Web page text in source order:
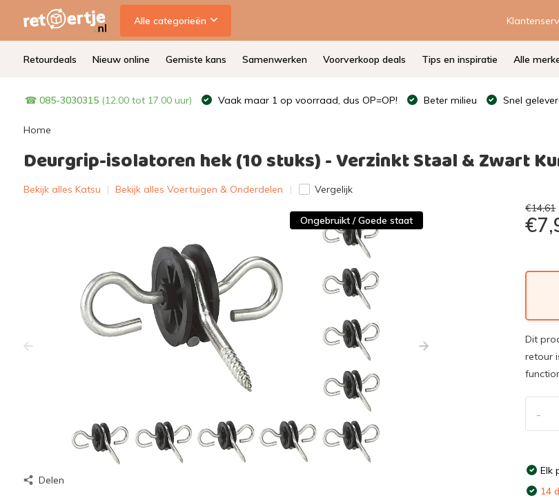
Alle categorieën
Retourdeals Nieuw online Gemiste kans Samenwerken Voorverkoop deals Tips en inspiratie Alle
☎ 085-3030315 (12.00 tot 17.00 uur) Vaak maar 1 op voorraad, dus OP=OP! Beter milieu Snel
Home
Deurgrip-isolatoren hek (10 stuks) - Verzinkt Staal & Zwart
Bekijk alles Katsu | Bekijk alles Voertuigen & Onderdelen Vergelijk
Ongebruikt / Goede staat
Delen
€14,61
Dit
retour
-
Elk
14